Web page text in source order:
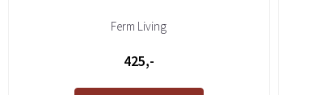
Ferm Living
425,-